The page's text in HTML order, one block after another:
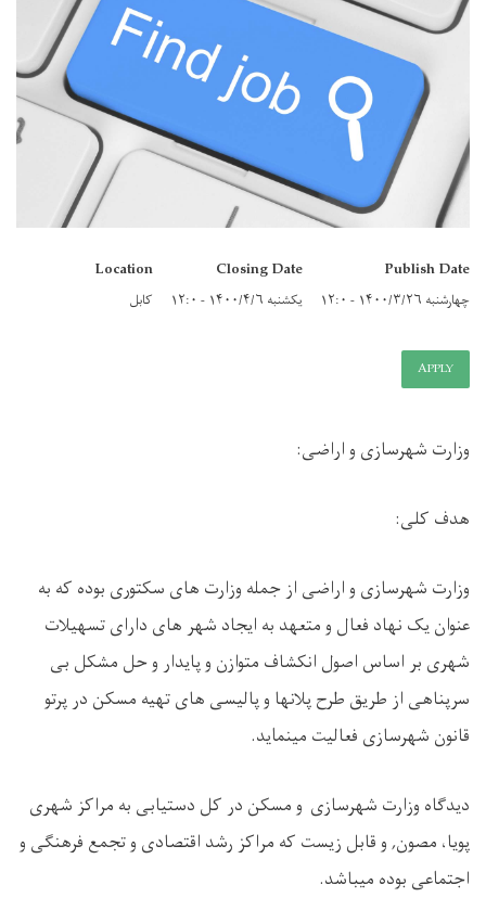
Publish Date
چهارشنبه ۱۴۰۰/۳/۲۶ - ۱۲:۰
Closing Date
یکشنبه ۱۴۰۰/۴/۶ - ۱۲:۰
Location
کابل
APPLY
وزارت شهرسازی و اراضی:
هدف کلی:
وزارت شهرسازی و اراضی از جمله وزارت های سکتوری بوده که به
عنوان یک نهاد فعال و متعهد به ایجاد شهر های دارای تسهیلات
شهری بر اساس اصول انکشاف متوازن و پایدار و حل مشکل بی
سرپناهی از طریق طرح پلانها و پالیسی های تهیه مسکن در پرتو
قانون شهرسازی فعالیت مینماید.
دیدگاه وزارت شهرسازی و مسکن در کل دستیابی به مراکز شهری
پویا، مصون, و قابل زیست که مراکز رشد اقتصادی و تجمع فرهنگی و
اجتماعی بوده میباشد.